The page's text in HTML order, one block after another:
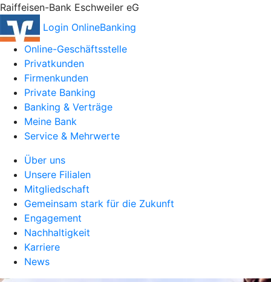
Raiffeisen-Bank Eschweiler eG
Login OnlineBanking
Online-Geschäftsstelle
Privatkunden
Firmenkunden
Private Banking
Banking & Verträge
Meine Bank
Service & Mehrwerte
Über uns
Unsere Filialen
Mitgliedschaft
Gemeinsam stark für die Zukunft
Engagement
Nachhaltigkeit
Karriere
News